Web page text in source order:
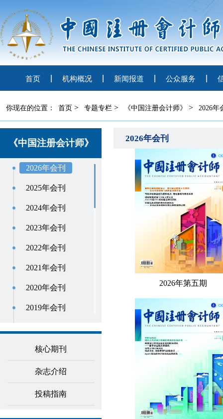
首页 机构概况 新闻报道 公众服务
你现在的位置： 首页 > 专题专栏 > 《中国注册会计师》 > 2026年
《中国注册会计师》
2026年会刊
2025年会刊
2024年会刊
2023年会刊
2022年会刊
2021年会刊
2020年会刊
2019年会刊
2017年会刊
2016年会刊
2014年会刊
核心期刊
杂志介绍
投稿指南
2026年会刊
2026年第五期